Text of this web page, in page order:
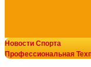
Беговая дорожка
184 790 руб.
Новости Спорта
Профессиональная